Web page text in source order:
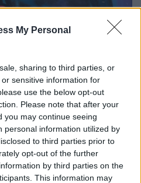
My Personal
sharing to third parties, or
sensitive information for
use the below opt-out
Please note that after your
you may continue seeing
personal information utilized by
to third parties prior to
opt-out of the further
by third parties on the
This information may
«Με ενδιαφέρει η
Θανάση Μήνα για το νέο της
"Κομπολόι στο χώμα".